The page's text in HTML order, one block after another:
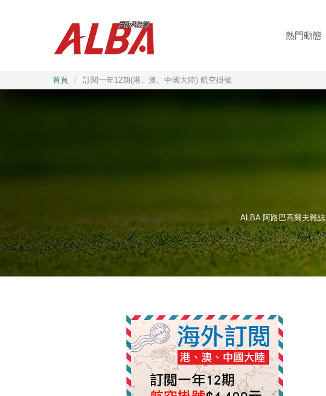
熱門動態
首頁 / 訂閱一年12期(港、澳、中國大陸) 航空掛號
ALBA 阿路巴高爾夫雜誌